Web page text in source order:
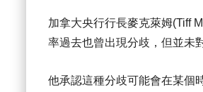
加拿大央行行長麥克萊姆(Tiff
率過去也曾出現分歧，但並未
他承認這種分歧可能會在某個